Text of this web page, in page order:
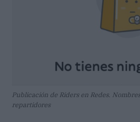
Publicación de Riders en Redes.
repartidores